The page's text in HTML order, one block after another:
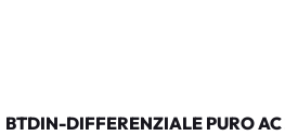
BTDIN-DIFFERENZIALE PURO